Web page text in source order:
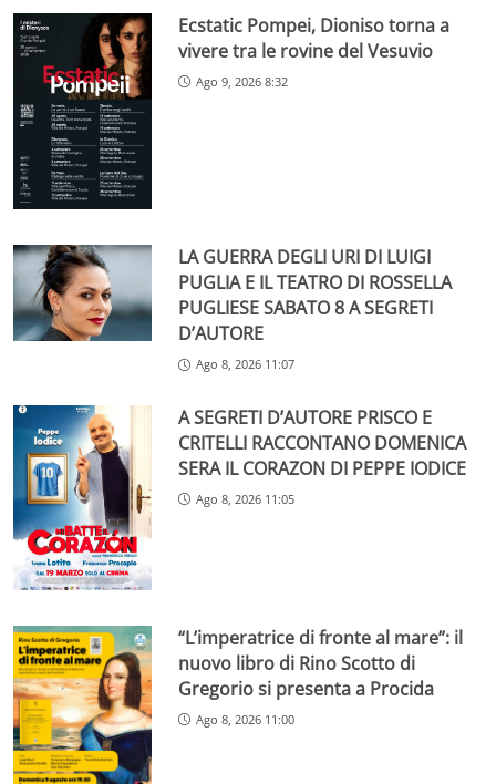
Ecstatic Pompei, Dioniso torna a
vivere tra le rovine del Vesuvio
Ago 9, 2026 8:32
LA GUERRA DEGLI URI DI LUIGI
PUGLIA E IL TEATRO DI ROSSELLA
PUGLIESE SABATO 8 A SEGRETI
D’AUTORE
Ago 8, 2026 11:07
A SEGRETI D’AUTORE PRISCO E
CRITELLI RACCONTANO DOMENICA
SERA IL CORAZON DI PEPPE IODICE
Ago 8, 2026 11:05
“L’imperatrice di fronte al mare”: il
nuovo libro di Rino Scotto di
Gregorio si presenta a Procida
Ago 8, 2026 11:00